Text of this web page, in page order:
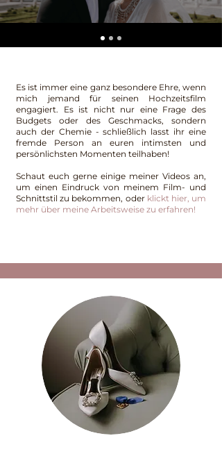
Es ist immer eine ganz besondere Ehre, wenn
mich jemand für seinen Hochzeitsfilm
engagiert. Es ist nicht nur eine Frage des
Budgets oder des Geschmacks, sondern
auch der Chemie - schließlich lasst ihr eine
fremde Person an euren intimsten und
persönlichsten Momenten teilhaben!
Schaut euch gerne einige meiner Videos an,
um einen Eindruck von meinem Film- und
Schnittstil zu bekommen, oder klickt hier, um
mehr über meine Arbeitsweise zu erfahren!